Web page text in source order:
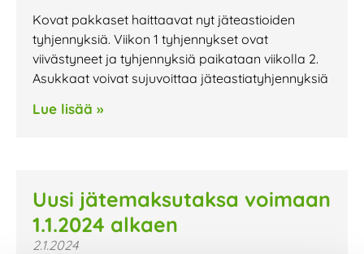
Kovat pakkaset haittaavat nyt jäteastioiden
tyhjennyksiä. Viikon 1 tyhjennykset ovat
viivästyneet ja tyhjennyksiä paikataan viikolla 2.
Asukkaat voivat sujuvoittaa jäteastiatyhjennyksiä
Lue lisää »
Uusi jätemaksutaksa voimaan
1.1.2024 alkaen
2.1.2024